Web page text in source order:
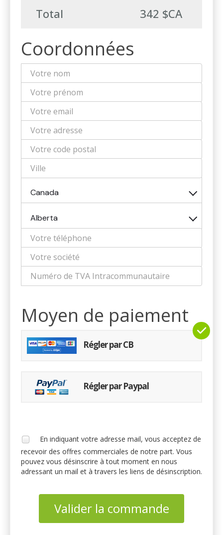
Total 342 $CA
Coordonnées
Canada
Alberta
Moyen de paiement
Régler par CB
Régler par Paypal
En indiquant votre adresse mail, vous acceptez de
recevoir des offres commerciales de notre part. Vous
pouvez vous désinscrire à tout moment en nous
adressant un mail et à travers les liens de désinscription.
Valider la commande